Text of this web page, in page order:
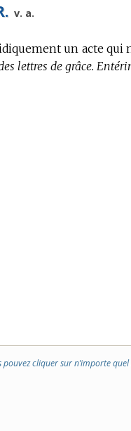
v. a.
un acte qui
lettres de grâce.
pouvez cliquer sur n’importe